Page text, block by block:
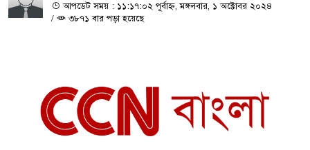
আপডেট সময় : ১১:১৭:০২ পূর্বাহ্ন, মঙ্গলবার, ১ অক্টোবর ২০২৪
/
৩৮৭১ বার পড়া হয়েছে